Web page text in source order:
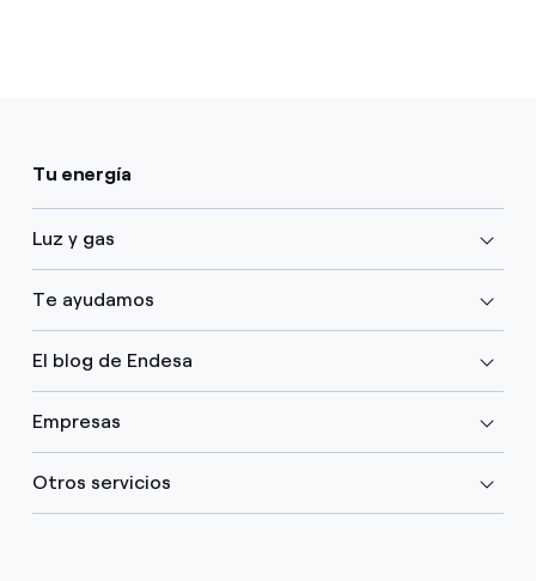
Tu energía
Luz y gas
Te ayudamos
El blog de Endesa
Empresas
Otros servicios